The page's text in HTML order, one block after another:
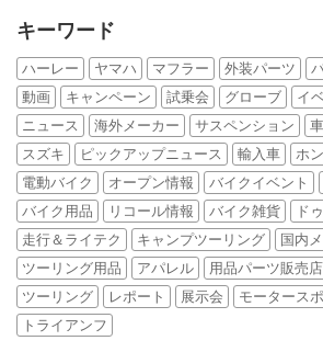
キーワード
ハーレー ヤマハ マフラー 外装パーツ
動画
キャンペーン 試乗会 グローブ イ
ニュース
海外メーカー サスペンション
スズキ
ピックアップニュース 輸入車 ホ
電動バイク
オープン情報 バイクイベント
バイク用品
リコール情報 バイク雑貨
ド
走行＆ライテク
キャンプツーリング 国内
ツーリング用品
アパレル 用品パーツ販売店
ツーリング
レポート 展示会 モータース
トライアンフ